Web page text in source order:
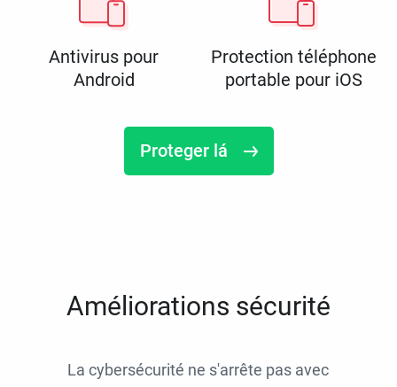
Antivirus pour
Android
Protection téléphone
portable pour iOS
Proteger lá
Améliorations sécurité
La cybersécurité ne s'arrête pas avec